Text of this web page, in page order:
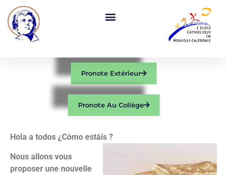
Pronote Extérieur
Pronote Au Collège
Hola a todos ¿Cómo estáis ?
Nous allons vous
proposer une nouvelle